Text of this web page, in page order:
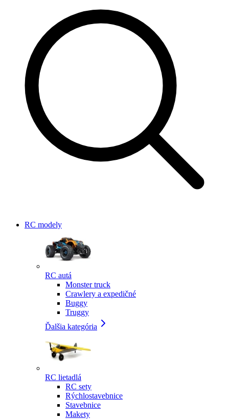
RC modely
RC autá
Monster truck
Crawlery a expedičné
Buggy
Truggy
Ďalšia kategória
RC lietadlá
RC sety
Rýchlostavebnice
Stavebnice
Makety